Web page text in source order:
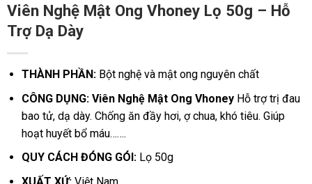
Viên Nghệ Mật Ong Vhoney Lọ 50g – Hỗ
Trợ Dạ Dày
THÀNH PHẦN: Bột nghệ và mật ong nguyên chất
CÔNG DỤNG: Viên Nghệ Mật Ong Vhoney Hỗ trợ trị đau
bao tử, dạ dày. Chống ăn đầy hơi, ợ chua, khó tiêu. Giúp
hoạt huyết bổ máu…….
QUY CÁCH ĐÓNG GÓI: Lọ 50g